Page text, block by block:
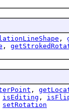
,
,
,
isEditing ,
setRotation